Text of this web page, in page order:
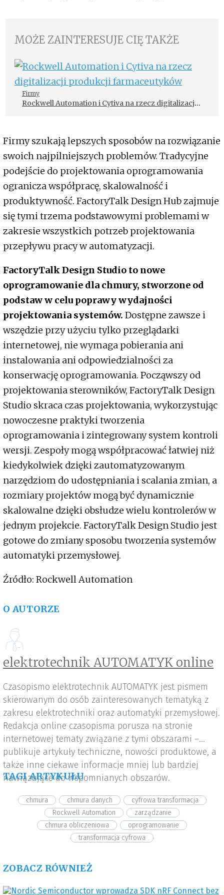
MOŻE ZAINTERESUJE CIĘ TAKŻE
Firmy
Rockwell Automation i Cytiva na rzecz digitalizacji
Firmy szukają lepszych sposobów na rozwiązanie
swoich najpilniejszych problemów. Tradycyjne
podejście do projektowania oprogramowania
ogranicza współpracę, skalowalność i
produktywność. FactoryTalk Design Hub zajmuje
się tymi trzema podstawowymi problemami w
zakresie wszystkich potrzeb projektowania
przepływu pracy w automatyzacji.
FactoryTalk Design Studio to nowe
oprogramowanie dla chmury, stworzone od
podstaw w celu poprawy wydajności
projektowania systemów. Dostępne zawsze i
wszędzie przy użyciu tylko przeglądarki
internetowej, nie wymaga pobierania ani
instalowania ani odpowiedzialności za
konserwację oprogramowania. Począwszy od
projektowania sterowników, FactoryTalk Design
Studio skraca czas projektowania, wykorzystując
nowoczesne praktyki tworzenia
oprogramowania i zintegrowany system kontroli
wersji. Zespoły mogą współpracować łatwiej niż
kiedykolwiek dzięki zautomatyzowanym
narzędziom do udostępniania i scalania zmian, a
rozmiary projektów mogą być dynamicznie
skalowalne dzięki obsłudze wielu kontrolerów w
jednym projekcie. FactoryTalk Design Studio jest
gotowe do zmiany sposobu tworzenia systemów
automatyki przemysłowej.
Źródło: Rockwell Automation
O AUTORZE
elektrotechnik AUTOMATYK online
Czasopismo elektrotechnik AUTOMATYK jest pismem
skierowanym do osób zainteresowanych tematyką z
zakresu elektrotechniki oraz automatyki przemysłowej.
Redakcja online czasopisma porusza na stronie
internetowej tematy związane z tymi obszarami –
publikuje artykuły techniczne, nowości produktowe, a
także inne ciekawe informacje mniej lub bardziej
nawiązujące do wspomnianych obszarów.
TAGI ARTYKUŁU
chmura chmura danych
cyfrowa transformacja
Rockwell Automation
zarządzanie
chmura obliczeniowa
oprogramowanie
transformacja cyfrowa
ZOBACZ RÓWNIEŻ